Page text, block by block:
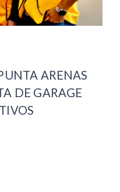
ARENAS
DE GARAGE